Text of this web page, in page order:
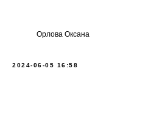
Орлова Оксана
2024-06-05 16:58